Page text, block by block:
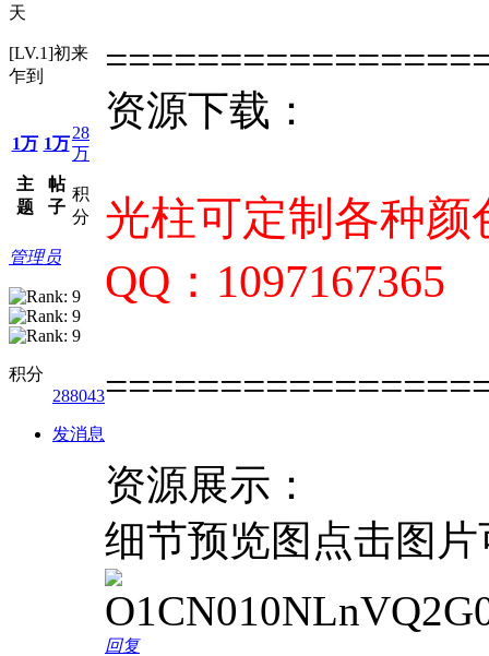
天
[LV.1]初来
乍到
1万
主
题
1万
帖
子
28
万
积
分
管理员
积分
288043
发消息
资源下载：
光柱可定制各种
QQ：1097167365
资源展示：
细节预览图点击图
回复